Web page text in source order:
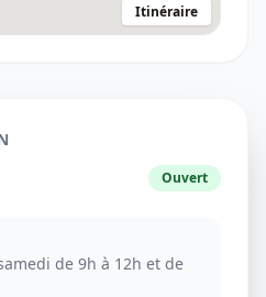
Itinéraire
Ouvert
de 9h à 12h et de